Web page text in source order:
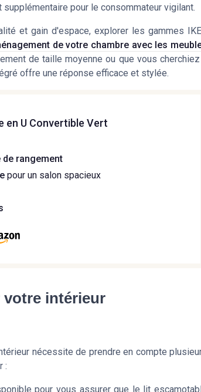
pour le consommateur vigilant.
et gain d'espace, explorer les gammes
de votre chambre avec les
de taille moyenne ou que vous
offre une réponse efficace et stylée.
en U Convertible Vert
rangement
pour un salon spacieux
votre intérieur
nécessite de prendre en compte
:
pour vous assurer que le lit